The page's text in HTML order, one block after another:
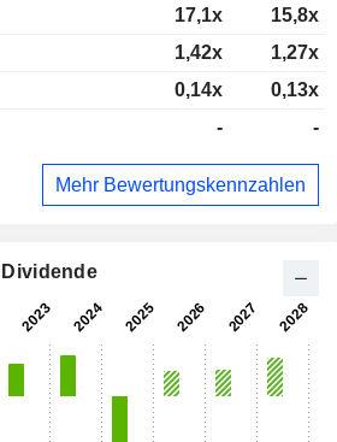
17,1x
15,8x
1,42x
1,27x
0,14x
0,13x
- -
Mehr Bewertungskennzahlen